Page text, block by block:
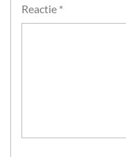
Reactie *